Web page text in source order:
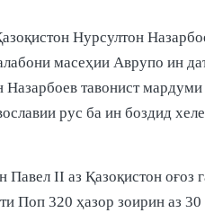
Нурсултон
масеҳии Аврупо ин
Назарбоев тавонист
рус ба ин боздид
II аз Қазоқистон оғоз
Поп 320 ҳазор зоирин аз